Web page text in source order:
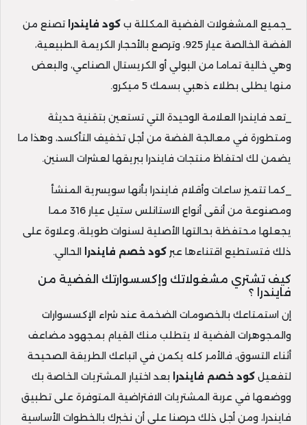
_جميع المشغولات الفضية المكللة ب كود فايندرا تصنع من
الفضة الخالصة عيار 925، وترصع بالأحجار الكريمة الطبيعية،
وهي خالية تماما من البولي أو الكريستال الصناعي، والبعض
منها يطلى بطلاء ذهبي بسمك 5 ميكرو.
_تعد فايندرا العلامة الوحيدة التي تستعين بتقنية حديثة
ومتطورة في معالجة الفضة من أجل تخفيف التأكسد، وهذا ما
يضمن لك احتفاظ منتجات فايندرا ببريقها لعشرات السنين.
_كما تتميز ساعات وأقلام فايندرا بأنها سويسرية المنشأ
ومصنوعة من أنقى أنواع الاستانلس ستيل عيار 316 مما
يجعلها محتفظة بحالتها الأصلية لسنوات طويلة، وعلاوة على
ذلك فتستطيع اقتناءها عبر كود خصم فايندرا الحالي.
كيف تشتري مشغولاتك وإكسسوارتك الفضية من
فايندرا ؟
إن استمتاعك بالخصومات الضخمة عند شراء الإكسسوارات
والمجوهرات الفضية لا يتطلب منك القيام بمجهود مضاعف
أثناء التسوق، فالأمر كله يكمن في اتباعك الطريقة الصحيحة
لتفعيل كود خصم فايندرا بعد اختيار المشتريات الخاصة بك
ووضعها في عربة المشتريات الافتراضية المتوفرة على تطبيق
فايندرا، ومن أجل ذلك حرصنا على أن نخبرك بالخطوات الأساسية